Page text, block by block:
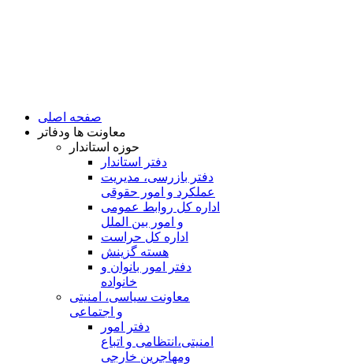
صفحه اصلی
معاونت ها ودفاتر
حوزه استاندار
دفتر استاندار
دفتر بازرسی، مدیریت
عملکرد و امور حقوقی
اداره کل روابط عمومی
و امور بین الملل
اداره کل حراست
هسته گزینش
دفتر امور بانوان و
خانواده
معاونت سیاسی، امنیتی
و اجتماعی
دفتر امور
امنيتی،انتظامی و اتباع
ومهاجرین خارجی